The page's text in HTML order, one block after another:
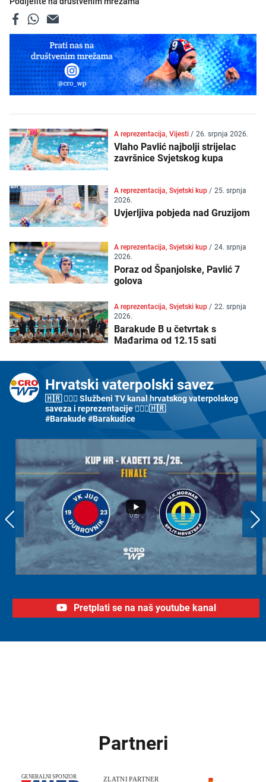
A reprezentacija, Vijesti/ 26. srpnja 2026.
Vlaho Pavlić najbolji strijelac
završnice Svjetskog kupa
A reprezentacija, Svjetski kup/ 25. srpnja
2026.
Uvjerljiva pobjeda nad Gruzijom
A reprezentacija, Svjetski kup/ 24. srpnja
2026.
Poraz od Španjolske, Pavlić 7
golova
A reprezentacija, Svjetski kup/ 22. srpnja
2026.
Barakude B u četvrtak s
Mađarima od 12.15 sati
Hrvatski vaterpolski savez
🇭🇷 🤽🏼‍♂️ Službeni TV kanal hrvatskog vaterpolskog
saveza i reprezentacije 🤽🏼‍♀️🇭🇷
#Barakude #Barakudice
Pretplati se na naš youtube kanal
Partneri